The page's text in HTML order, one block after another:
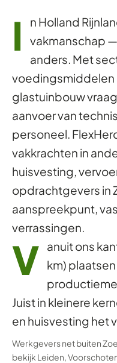
I
n Holland
vakmanschap
anders. Met
voedingsmiddelen
glastuinbouw
aanvoer van
personeel.
vakkrachten in
huisvesting,
opdrachtgevers in
aanspreekpunt,
verrassingen.
V anuit ons
km)
Juist in kleinere
en huisvesting het
Werkgevers net buiten
bekijk Leiden,